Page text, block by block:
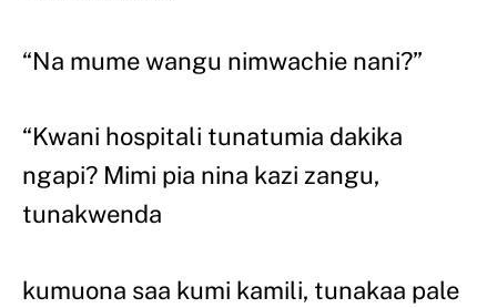
“Na mume wangu nimwachie nani?”
“Kwani hospitali tunatumia dakika
ngapi? Mimi pia nina kazi zangu,
tunakwenda
kumuona saa kumi kamili, tunakaa pale